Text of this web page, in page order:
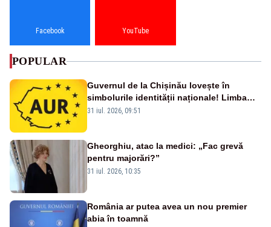
Facebook YouTube
POPULAR
Guvernul de la Chișinău lovește în
simbolurile identității naționale! Limba
română nu se economisește! Limba
31 iul. 2026, 09:51
Gheorghiu, atac la medici: „Fac grevă
pentru majorări?”
31 iul. 2026, 10:35
România ar putea avea un nou premier
abia în toamnă